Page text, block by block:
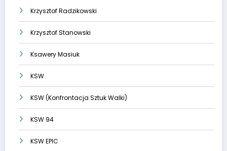
Krzysztof Radzikowski
Krzysztof Stanowski
Ksawery Masiuk
KSW
KSW (Konfrontacja Sztuk Walki)
KSW 94
KSW EPIC